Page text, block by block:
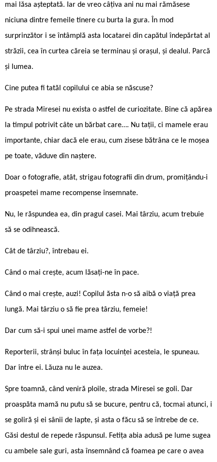
mai lăsa așteptată. Iar de vreo câțiva ani nu mai rămăsese
niciuna dintre femeile tinere cu burta la gura. În mod
surprinzător i se întâmplă asta locatarei din capătul îndepărtat al
străzii, cea în curtea căreia se terminau și orașul, și dealul. Parcă
și lumea.
Cine putea fi tatăl copilului ce abia se născuse?
Pe strada Miresei nu exista o astfel de curiozitate. Bine că apărea
la timpul potrivit câte un bărbat care…. Nu tații, ci mamele erau
importante, chiar dacă ele erau, cum zisese bătrâna ce le moșea
pe toate, văduve din naștere.
Doar o fotografie, atât, strigau fotografii din drum, promițându-i
proaspetei mame recompense însemnate.
Nu, le răspundea ea, din pragul casei. Mai târziu, acum trebuie
să se odihnească.
Cât de târziu?, întrebau ei.
Când o mai crește, acum lăsați-ne în pace.
Când o mai crește, auzi! Copilul ăsta n-o să aibă o viață prea
lungă. Mai târziu o să fie prea târziu, femeie!
Dar cum să-i spui unei mame astfel de vorbe?!
Reporterii, strânși buluc în fața locuinței acesteia, le spuneau.
Dar între ei. Lăuza nu le auzea.
Spre toamnă, când veniră ploile, strada Miresei se goli. Dar
proaspăta mamă nu putu să se bucure, pentru că, tocmai atunci, i
se goliră și ei sânii de lapte, și asta o făcu să se întrebe de ce.
Găsi destul de repede răspunsul. Fetița abia adusă pe lume sugea
cu ambele sale guri, asta însemnând că foamea pe care o avea